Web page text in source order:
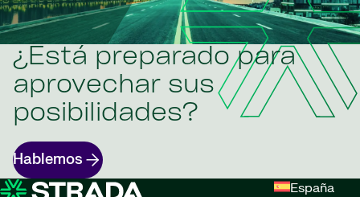
¿Está preparado para
aprovechar sus
posibilidades?
Hablemos
España